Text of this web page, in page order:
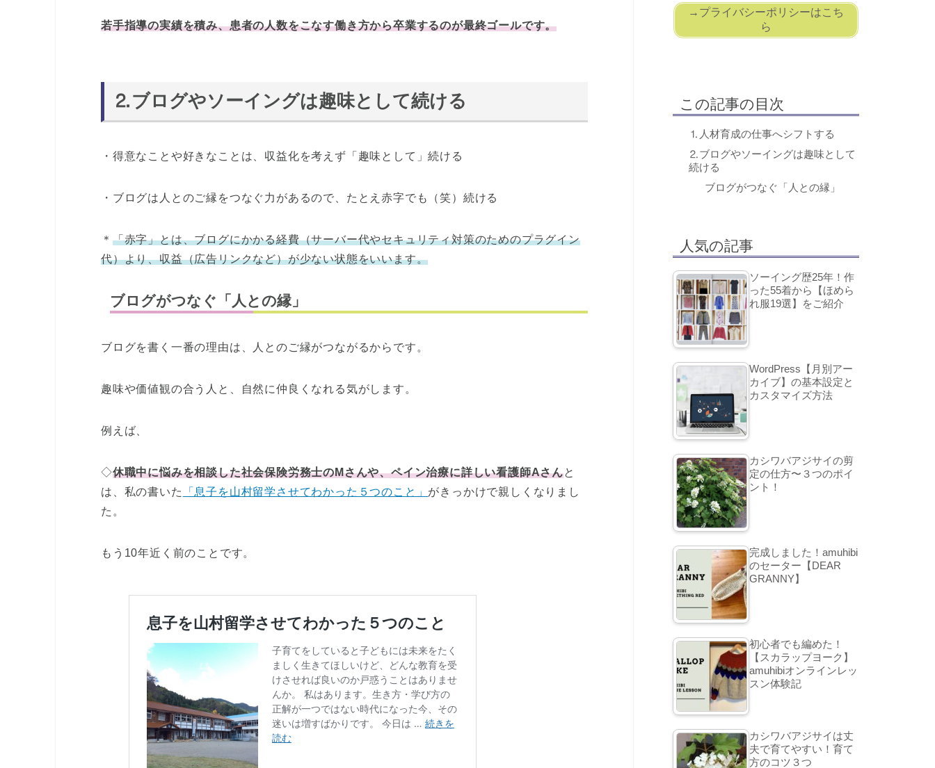
若手指導の実績を積み、患者の人数をこなす働き方から卒業するのが最終ゴールです。
⒉ブログやソーイングは趣味として続ける
・得意なことや好きなことは、収益化を考えず「趣味として」続ける
・ブログは人とのご縁をつなぐ力があるので、たとえ赤字でも（笑）続ける
＊ 「赤字」とは、ブログにかかる経費（サーバー代やセキュリティ対策のためのプラグイン
代）より、収益（広告リンクなど）が少ない状態をいいます。
ブログがつなぐ「人との縁」
ブログを書く一番の理由は、人とのご縁がつながるからです。
趣味や価値観の合う人と、自然に仲良くなれる気がします。
例えば、
◇休職中に悩みを相談した社会保険労務士のMさんや、ペイン治療に詳しい看護師Aさんと
は、私の書いた
「息子を山村留学させてわかった５つのこと」 がきっかけで親しくなりまし
た。
もう10年近く前のことです。
→プライバシーポリシーはこち
ら
この記事の目次
⒈人材育成の仕事へシフトする
⒉ブログやソーイングは趣味として
続ける
ブログがつなぐ「人との縁」
人気の記事
ソーイング歴25年！作
った55着から【ほめら
れ服19選】をご紹介
WordPress【月別アー
カイブ】の基本設定と
カスタマイズ方法
カシワバアジサイの剪
定の仕方〜３つのポイ
ント！
完成しました！amuhibi
のセーター【DEAR
GRANNY】
初心者でも編めた！
【スカラップヨーク】
amuhibiオンラインレッ
スン体験記
カシワバアジサイは丈
夫で育てやすい！育て
方のコツ３つ